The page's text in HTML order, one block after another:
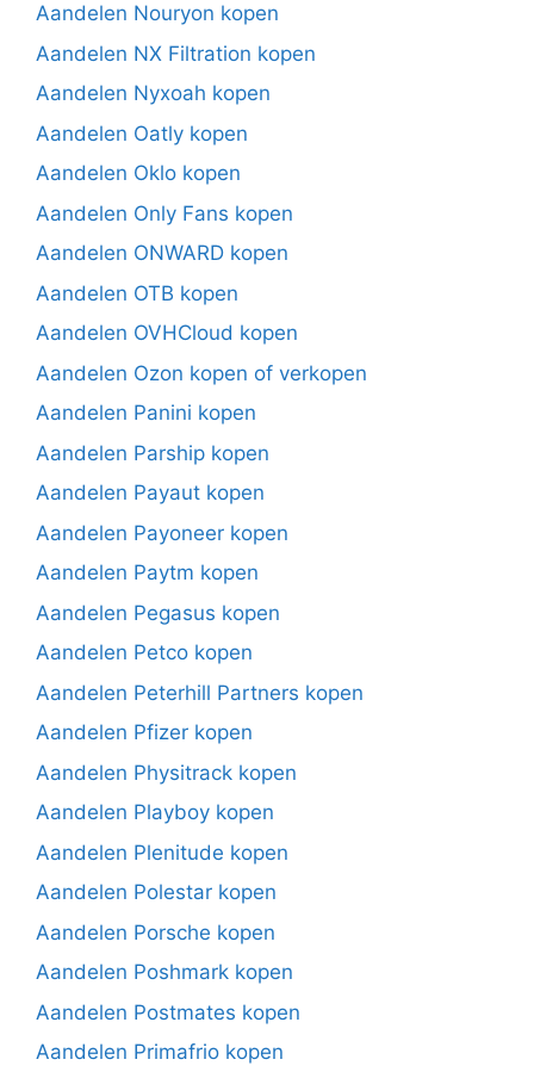
Aandelen Nouryon kopen
Aandelen NX Filtration kopen
Aandelen Nyxoah kopen
Aandelen Oatly kopen
Aandelen Oklo kopen
Aandelen Only Fans kopen
Aandelen ONWARD kopen
Aandelen OTB kopen
Aandelen OVHCloud kopen
Aandelen Ozon kopen of verkopen
Aandelen Panini kopen
Aandelen Parship kopen
Aandelen Payaut kopen
Aandelen Payoneer kopen
Aandelen Paytm kopen
Aandelen Pegasus kopen
Aandelen Petco kopen
Aandelen Peterhill Partners kopen
Aandelen Pfizer kopen
Aandelen Physitrack kopen
Aandelen Playboy kopen
Aandelen Plenitude kopen
Aandelen Polestar kopen
Aandelen Porsche kopen
Aandelen Poshmark kopen
Aandelen Postmates kopen
Aandelen Primafrio kopen